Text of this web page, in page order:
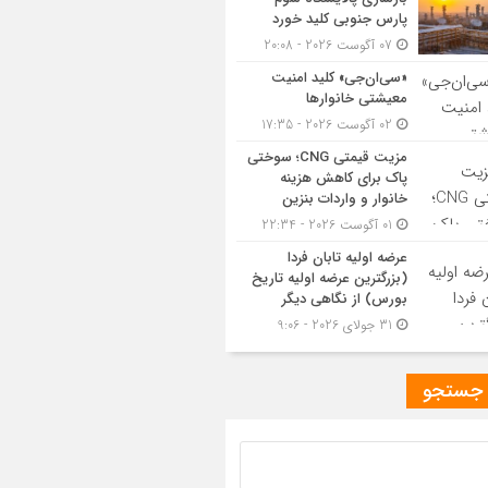
پارس جنوبی کلید خورد
«سی‌ان‌جی» کلید امنیت
معیشتی خانوارها
مزیت قیمتی CNG؛ سوختی
پاک برای کاهش هزینه
خانوار و واردات بنزین
عرضه اولیه تابان فردا
(بزرگترین عرضه اولیه تاریخ
بورس) از نگاهی دیگر
جستجو